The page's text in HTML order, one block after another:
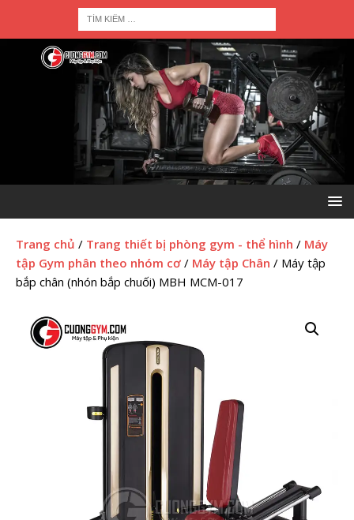
Trang chủ / Trang thiết bị phòng gym - thể hình / Máy
tập Gym phân theo nhóm cơ / Máy tập Chân / Máy tập
bắp chân (nhón bắp chuối) MBH MCM-017